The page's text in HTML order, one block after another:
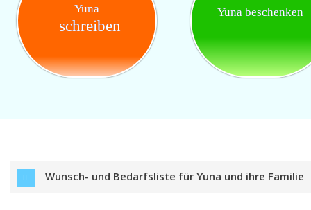
Yuna
schreiben
Yuna beschenken
Wunsch- und Bedarfsliste für Yuna und ihre Familie